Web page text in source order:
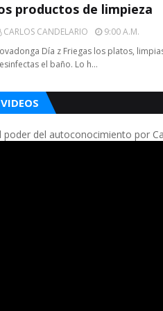
productos de limpieza
CARLOS CANDELARIO
9:00 A.m.
Día z Friegas los platos,
el baño. Lo h…
VIDEOS
poder del autoconocimiento por